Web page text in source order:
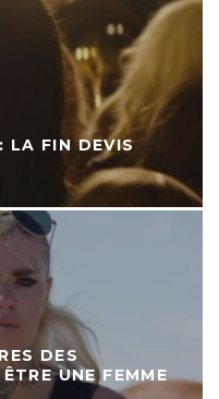
LA FIN DEVIS
DES
UNE FEMME